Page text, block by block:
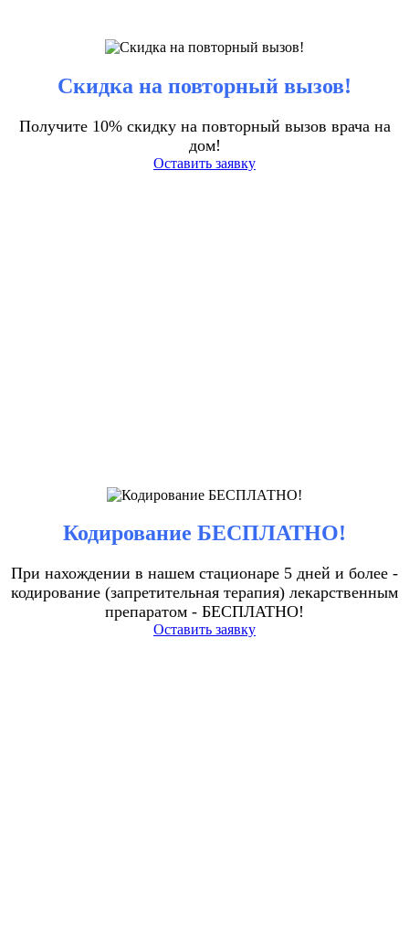
Скидка на повторный вызов!
Получите 10% скидку на повторный вызов врача на
дом!
Оставить заявку
Кодирование БЕСПЛАТНО!
При нахождении в нашем стационаре 5 дней и более -
кодирование (запретительная терапия) лекарственным
препаратом - БЕСПЛАТНО!
Оставить заявку